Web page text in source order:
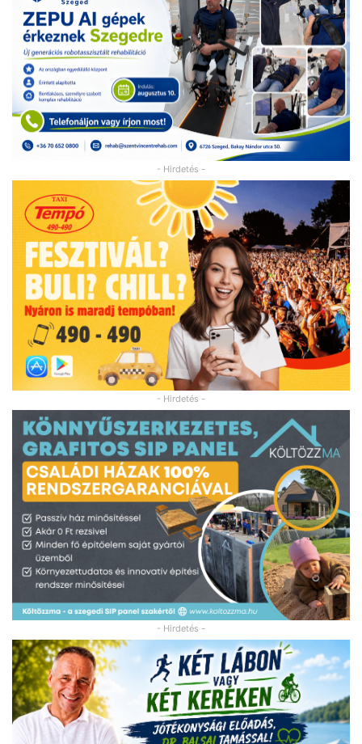
- Hirdetés -
- Hirdetés -
- Hirdetés -